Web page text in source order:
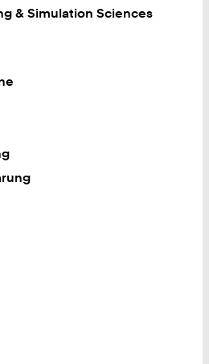
& Simulation Sciences